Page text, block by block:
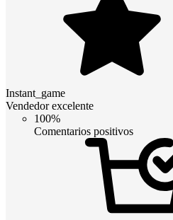
Instant_game
Vendedor excelente
100%
Comentarios positivos